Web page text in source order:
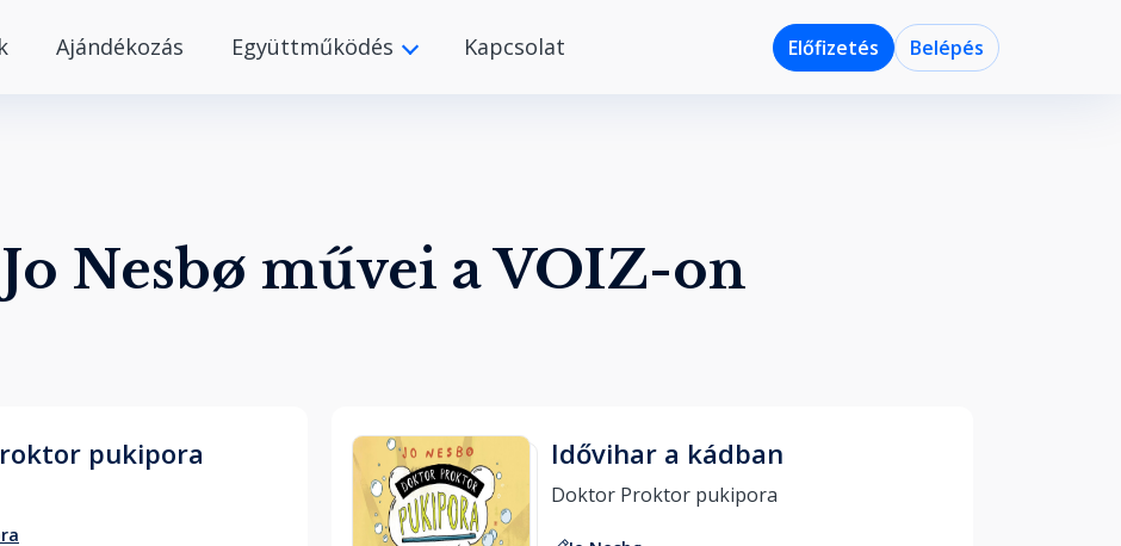
Ajándékozás Együttműködés Kapcsolat Előfizetés Belépés
Jo Nesbø művei a VOIZ-on
pukipora Idővihar a kádban